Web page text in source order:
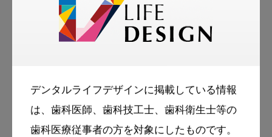
デンタルライフデザインに掲載している情報
は、歯科医師、歯科技工士、歯科衛生士等の
歯科医療従事者の方を対象にしたものです。
2012年4月～認定NPO法人ウォーターフロリデ
市）が1999年に全日本歯科保健優良校最優秀文
部大臣賞を受賞。